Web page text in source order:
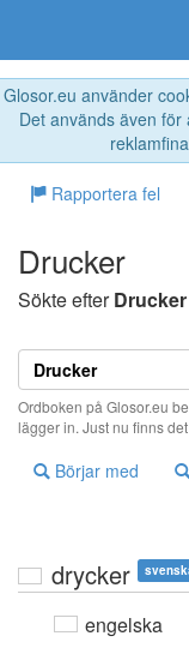
Glosor.eu använder
Det används även
Rapportera fel
Drucker
Sökte efterDrucker
Ordboken på Glosor.eu
lägger in. Just nu finns
Börjar med
drycker
engelska